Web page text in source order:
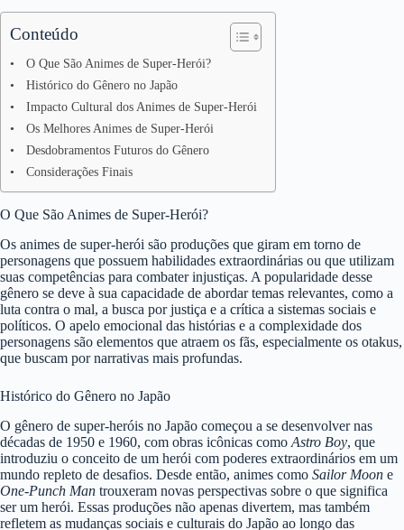
Conteúdo
O Que São Animes de Super-Herói?
Histórico do Gênero no Japão
Impacto Cultural dos Animes de Super-Herói
Os Melhores Animes de Super-Herói
Desdobramentos Futuros do Gênero
Considerações Finais
O Que São Animes de Super-Herói?
Os animes de super-herói são produções que giram em torno de
personagens que possuem habilidades extraordinárias ou que utilizam
suas competências para combater injustiças. A popularidade desse
gênero se deve à sua capacidade de abordar temas relevantes, como a
luta contra o mal, a busca por justiça e a crítica a sistemas sociais e
políticos. O apelo emocional das histórias e a complexidade dos
personagens são elementos que atraem os fãs, especialmente os otakus,
que buscam por narrativas mais profundas.
Histórico do Gênero no Japão
O gênero de super-heróis no Japão começou a se desenvolver nas
décadas de 1950 e 1960, com obras icônicas como Astro Boy, que
introduziu o conceito de um herói com poderes extraordinários em um
mundo repleto de desafios. Desde então, animes como Sailor Moon e
One-Punch Man trouxeram novas perspectivas sobre o que significa
ser um herói. Essas produções não apenas divertem, mas também
refletem as mudanças sociais e culturais do Japão ao longo das